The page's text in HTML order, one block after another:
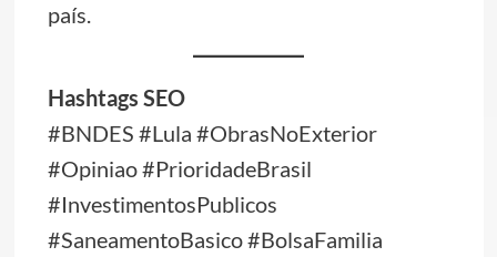
país.
Hashtags SEO
#BNDES #Lula #ObrasNoExterior
#Opiniao #PrioridadeBrasil
#InvestimentosPublicos
#SaneamentoBasico #BolsaFamilia